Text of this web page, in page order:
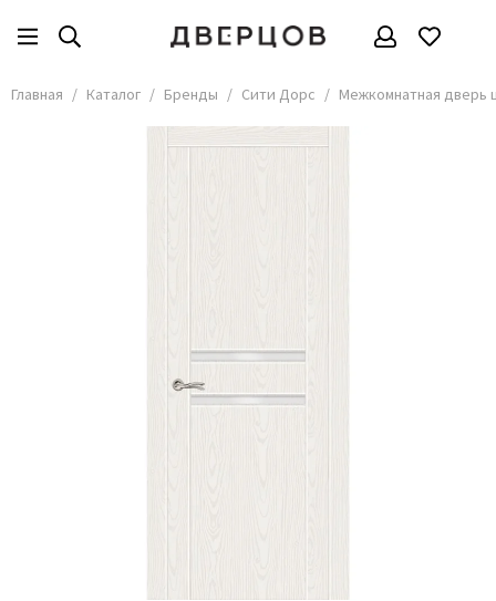
Бренды
Все товары
Главная Каталог Бренды Сити Дорс Межкомнатная дверь